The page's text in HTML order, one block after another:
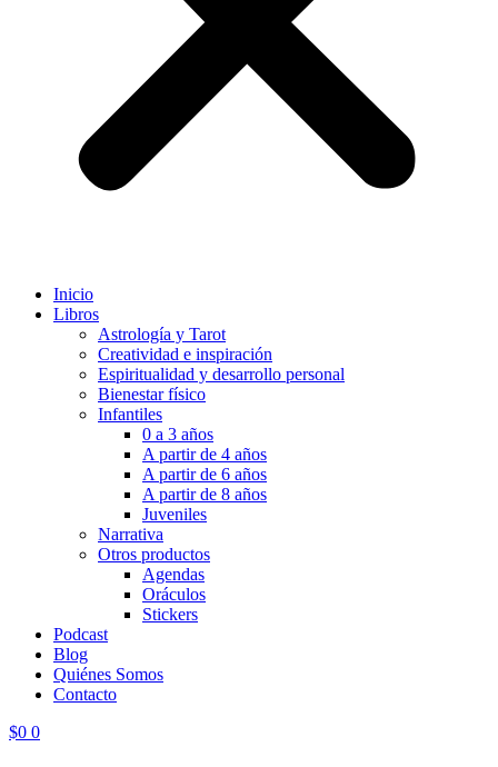
Inicio
Libros
Astrología y Tarot
Creatividad e inspiración
Espiritualidad y desarrollo personal
Bienestar físico
Infantiles
0 a 3 años
A partir de 4 años
A partir de 6 años
A partir de 8 años
Juveniles
Narrativa
Otros productos
Agendas
Oráculos
Stickers
Podcast
Blog
Quiénes Somos
Contacto
$0 0